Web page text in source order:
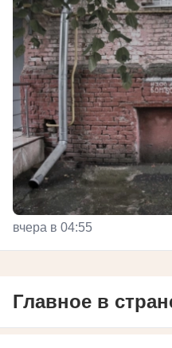
вчера в 04:55
Главное в